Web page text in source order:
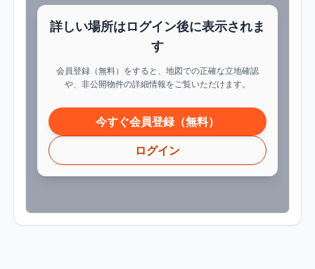
詳しい場所はログイン後に表示されま
す
会員登録（無料）をすると、地図での正確な立地確認
や、非公開物件の詳細情報をご覧いただけます。
今すぐ会員登録（無料）
ログイン